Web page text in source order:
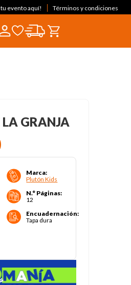
tu evento aquí! Términos y condiciones
GRANJA
Marca:
Plutón Kids
N.° Páginas:
12
Encuadernación:
Tapa dura